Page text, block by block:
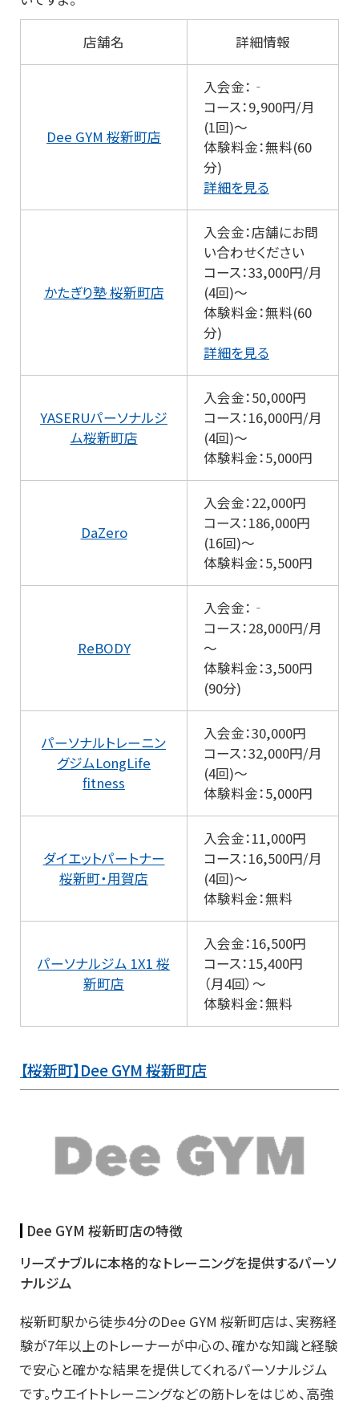
店舗名 詳細情報
Dee GYM 桜新町店
入会金：‐
コース：9,900円/月
(1回)～
体験料金：無料(60
分)
詳細を見る
かたぎり塾 桜新町店
入会金：店舗にお問
い合わせください
コース：33,000円/月
(4回)～
体験料金：無料(60
分)
詳細を見る
YASERUパーソナルジ
ム桜新町店
入会金：50,000円
コース：16,000円/月
(4回)～
体験料金：5,000円
DaZero
入会金：22,000円
コース：186,000円
(16回)～
体験料金：5,500円
ReBODY
入会金：‐
コース：28,000円/月
～
体験料金：3,500円
(90分)
パーソナルトレーニン
グジムLongLife
fitness
入会金：30,000円
コース：32,000円/月
(4回)～
体験料金：5,000円
ダイエットパートナー
桜新町・用賀店
入会金：11,000円
コース：16,500円/月
(4回)～
体験料金：無料
パーソナルジム 1X1 桜
新町店
入会金：16,500円
コース：15,400円
（月4回）～
体験料金：無料
【桜新町】Dee GYM 桜新町店
Dee GYM 桜新町店の特徴
リーズナブルに本格的なトレーニングを提供するパーソ
ナルジム
桜新町駅から徒歩4分のDee GYM 桜新町店は、実務経
験が7年以上のトレーナーが中心の、確かな知識と経験
で安心と確かな結果を提供してくれるパーソナルジム
です。ウエイトトレーニングなどの筋トレをはじめ、高強